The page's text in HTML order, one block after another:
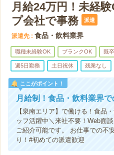
月給24万円！未経
プ会社で事務
派遣
派遣先 食品・飲料業界
職種未経験OK ブランクOK 既
週5日勤務 土日祝休 残業なし
ここがポイント！
月給制！食品・飲料業界
【泉南エリア】で働ける！食品
ッフ活躍中＼来社不要！Web面
ご紹介可能です。 お仕事での不
り！#初めての派遣歓迎